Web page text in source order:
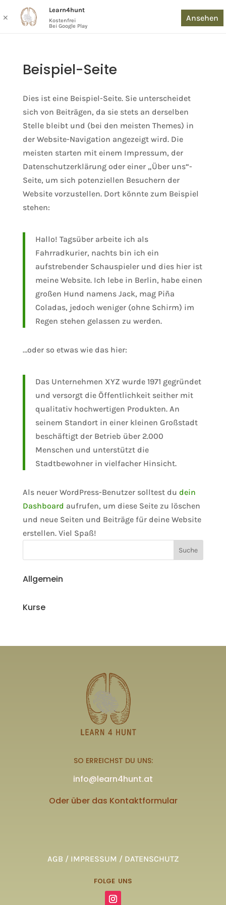
Beispiel-Seite
Dies ist eine Beispiel-Seite. Sie unterscheidet
sich von Beiträgen, da sie stets an derselben
Stelle bleibt und (bei den meisten Themes) in
der Website-Navigation angezeigt wird. Die
meisten starten mit einem Impressum, der
Datenschutzerklärung oder einer „Über uns“-
Seite, um sich potenziellen Besuchern der
Website vorzustellen. Dort könnte zum Beispiel
stehen:
Hallo! Tagsüber arbeite ich als
Fahrradkurier, nachts bin ich ein
aufstrebender Schauspieler und dies hier ist
meine Website. Ich lebe in Berlin, habe einen
großen Hund namens Jack, mag Piña
Coladas, jedoch weniger (ohne Schirm) im
Regen stehen gelassen zu werden.
…oder so etwas wie das hier:
Das Unternehmen XYZ wurde 1971 gegründet
und versorgt die Öffentlichkeit seither mit
qualitativ hochwertigen Produkten. An
seinem Standort in einer kleinen Großstadt
beschäftigt der Betrieb über 2.000
Menschen und unterstützt die
Stadtbewohner in vielfacher Hinsicht.
Als neuer WordPress-Benutzer solltest du dein
Dashboard aufrufen, um diese Seite zu löschen
und neue Seiten und Beiträge für deine Website
erstellen. Viel Spaß!
Allgemein
Kurse
SO ERREICHST DU UNS:
info@learn4hunt.at
Oder über das Kontaktformular
AGB / IMPRESSUM / DATENSCHUTZ
FOLGE UNS
✕
Learn4hunt
Kostenfrei
Bei Google Play
Ansehen